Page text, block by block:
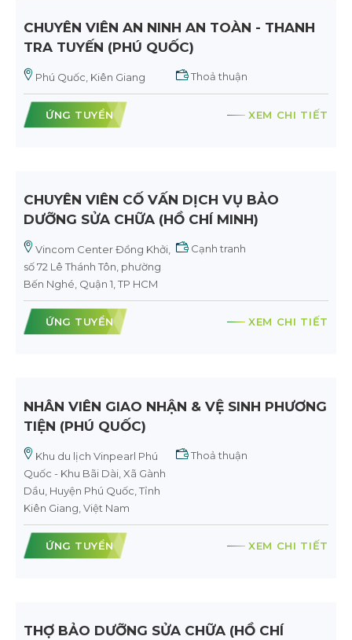
CHUYÊN VIÊN AN NINH AN TOÀN - THANH
TRA TUYẾN (PHÚ QUỐC)
Phú Quốc, Kiên Giang Thoả thuận
ỨNG TUYỂN XEM CHI TIẾT
CHUYÊN VIÊN CỐ VẤN DỊCH VỤ BẢO
DƯỠNG SỬA CHỮA (HỒ CHÍ MINH)
Vincom Center Đồng Khởi,
số 72 Lê Thánh Tôn, phường
Bến Nghé, Quận 1, TP HCM
Cạnh tranh
ỨNG TUYỂN XEM CHI TIẾT
NHÂN VIÊN GIAO NHẬN & VỆ SINH PHƯƠNG
TIỆN (PHÚ QUỐC)
Khu du lịch Vinpearl Phú
Quốc - Khu Bãi Dài, Xã Gành
Dầu, Huyện Phú Quốc, Tỉnh
Kiên Giang, Việt Nam
Thoả thuận
ỨNG TUYỂN XEM CHI TIẾT
THỢ BẢO DƯỠNG SỬA CHỮA (HỒ CHÍ